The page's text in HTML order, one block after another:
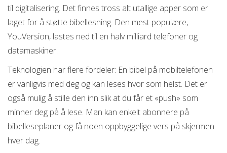
til digitalisering. Det finnes tross alt utallige apper som er
laget for å støtte bibellesning. Den mest populære,
YouVersion, lastes ned til en halv milliard telefoner og
datamaskiner.
Teknologien har flere fordeler: En bibel på mobiltelefonen
er vanligvis med deg og kan leses hvor som helst. Det er
også mulig å stille den inn slik at du får et «push» som
minner deg på å lese. Man kan enkelt abonnere på
bibelleseplaner og få noen oppbyggelige vers på skjermen
hver dag.